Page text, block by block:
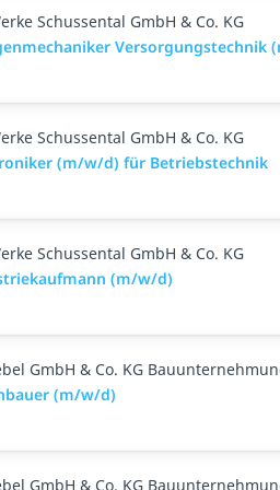
Schussental GmbH & Co. KG
Versorgungstechnik
Schussental GmbH & Co. KG
(m/w/d) für Betriebstechnik
Schussental GmbH & Co. KG
(m/w/d)
GmbH & Co. KG
(m/w/d)
GmbH & Co. KG